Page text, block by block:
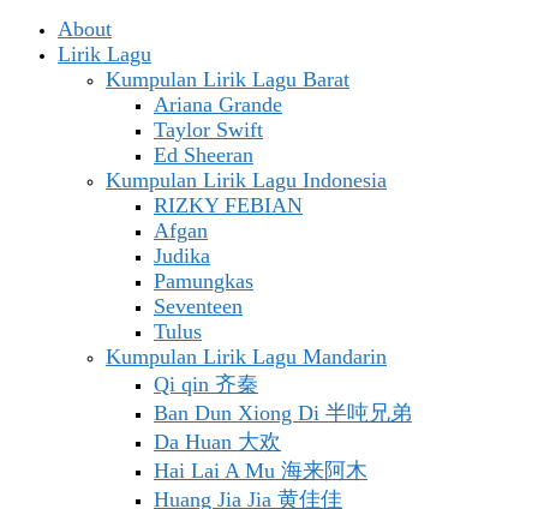
About
Lirik Lagu
Kumpulan Lirik Lagu Barat
Ariana Grande
Taylor Swift
Ed Sheeran
Kumpulan Lirik Lagu Indonesia
RIZKY FEBIAN
Afgan
Judika
Pamungkas
Seventeen
Tulus
Kumpulan Lirik Lagu Mandarin
Qi qin 齐秦
Ban Dun Xiong Di 半吨兄弟
Da Huan 大欢
Hai Lai A Mu 海来阿木
Huang Jia Jia 黄佳佳